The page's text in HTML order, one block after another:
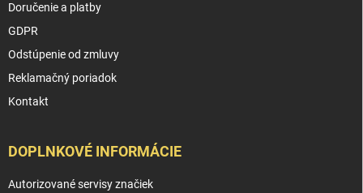
Doručenie a platby
GDPR
Odstúpenie od zmluvy
Reklamačný poriadok
Kontakt
DOPLNKOVÉ INFORMÁCIE
Autorizované servisy značiek